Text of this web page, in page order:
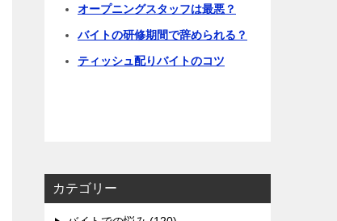
オープニングスタッフは最悪？
バイトの研修期間で辞められる？
ティッシュ配りバイトのコツ
カテゴリー